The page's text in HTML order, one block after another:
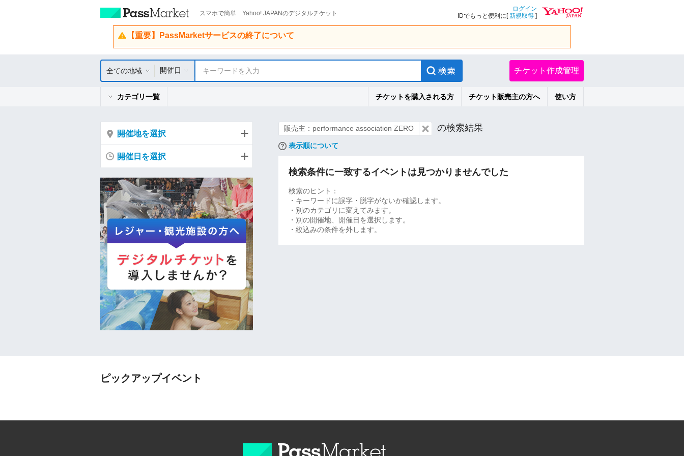
スマホで簡単 Yahoo! JAPANのデジタルチケット
ログイン
IDでもっと便利に[新規取得 ]
【重要】PassMarketサービスの終了について
全ての地域 開催日 キーワードを入力 チケット作成管理
カテゴリ一覧 チケットを購入される方 チケット販売主の方へ 使い方
販売主：performance association ZERO の検索結果
表示順について
検索条件に一致するイベントは見つかりませんでした
検索のヒント：
・キーワードに誤字・脱字がないか確認します。
・別のカテゴリに変えてみます。
・別の開催地、開催日を選択します。
・絞込みの条件を外します。
開催地を選択
開催日を選択
ピックアップイベント